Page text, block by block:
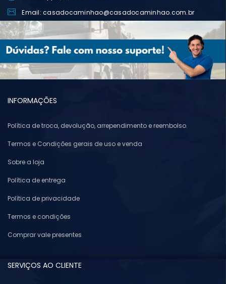
Email: casadocaminhao@casadocaminhao.com.br
INFORMAÇÕES
Política de troca, devolução, arrependimento e reembolso.
Termos e Condições gerais de uso e venda
Sobre a loja
Política de entrega
Política de privacidade
Termos e condições
Comprar vale presentes
SERVIÇOS AO CLIENTE